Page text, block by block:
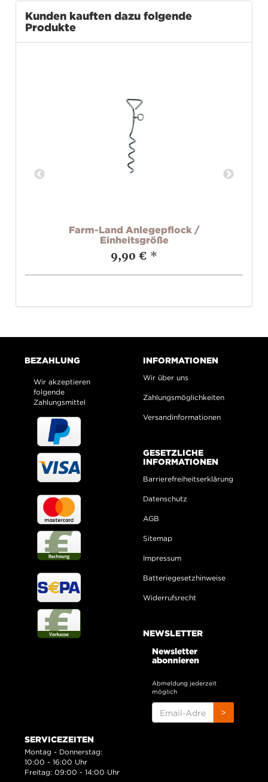
Kunden kauften dazu folgende
Produkte
Farm-Land Anlegepflock /
Einheitsgröße
9,90 € *
BEZAHLUNG
Wir akzeptieren
folgende
Zahlungsmittel
INFORMATIONEN
Wir über uns
Zahlungsmöglichkeiten
Versandinformationen
GESETZLICHE
INFORMATIONEN
Barrierefreiheitserklärung
Datenschutz
AGB
Sitemap
Impressum
Batteriegesetzhinweise
Widerrufsrecht
NEWSLETTER
Newsletter
abonnieren
Abmeldung jederzeit
möglich
ADRESSE
>
SERVICEZEITEN
Montag - Donnerstag:
10:00 - 16:00 Uhr
Freitag: 09:00 - 14:00 Uhr